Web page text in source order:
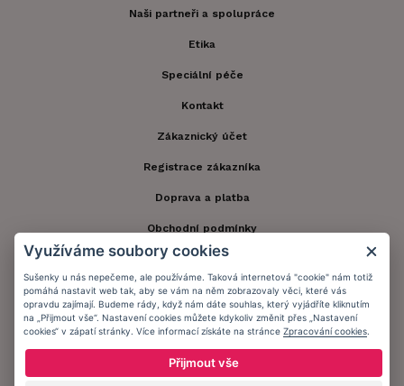
Naši partneři a spolupráce
Etika
Speciální péče
Kontakt
Zákaznický účet
Registrace zákazníka
Doprava a platba
Obchodní podmínky
Ochrana osobních údajů
Informační memorandum
Zůstaňte s námi v kontaktu.
Využíváme soubory cookies
Sušenky u nás nepečeme, ale používáme. Taková internetová "cookie" nám totiž
pomáhá nastavit web tak, aby se vám na něm zobrazovaly věci, které vás
opravdu zajímají. Budeme rády, když nám dáte souhlas, který vyjádříte kliknutím
na „Přijmout vše“. Nastavení cookies můžete kdykoliv změnit přes „Nastavení
cookies“ v zápatí stránky. Více informací získáte na stránce Zpracování cookies
Přijmout vše